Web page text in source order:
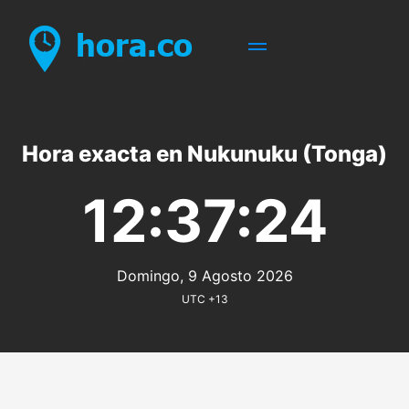
Hora exacta en Nukunuku (Tonga)
12:37:24
Domingo, 9 Agosto 2026
UTC +13